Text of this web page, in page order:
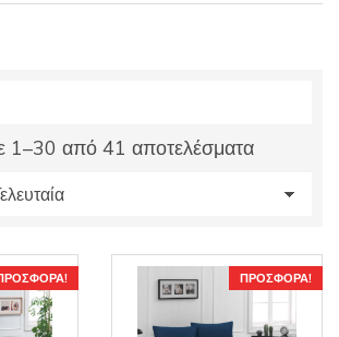
1–30 από 41 αποτελέσματαSorted
latest
ΠΡΟΣΦΟΡΆ!